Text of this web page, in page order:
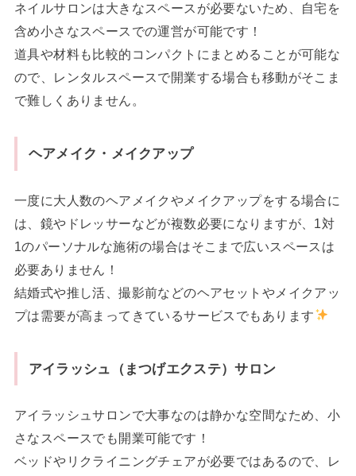
ネイルサロンは大きなスペースが必要ないため、自宅を
含め小さなスペースでの運営が可能です！
道具や材料も比較的コンパクトにまとめることが可能な
ので、レンタルスペースで開業する場合も移動がそこま
で難しくありません。
ヘアメイク・メイクアップ
一度に大人数のヘアメイクやメイクアップをする場合に
は、鏡やドレッサーなどが複数必要になりますが、1対
1のパーソナルな施術の場合はそこまで広いスペースは
必要ありません！
結婚式や推し活、撮影前などのヘアセットやメイクアッ
プは需要が高まってきているサービスでもあります
アイラッシュ（まつげエクステ）サロン
アイラッシュサロンで大事なのは静かな空間なため、小
さなスペースでも開業可能です！
ベッドやリクライニングチェアが必要ではあるので、レ